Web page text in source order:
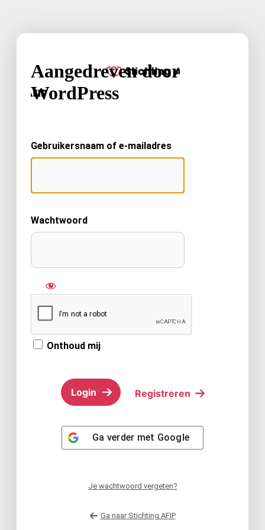
Aangedreven door
WordPress
Gebruikersnaam of e-mailadres
Wachtwoord
Onthoud mij
Registreren
Ga verder met Google
Je wachtwoord vergeten?
Ga naar Stichting AFIP